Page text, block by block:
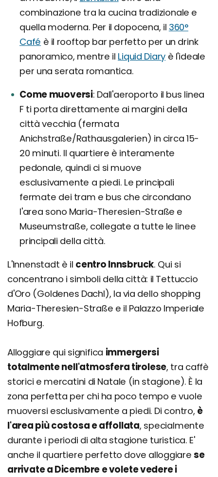
combinazione tra la cucina tradizionale e
quella moderna. Per il dopocena, il 360°
Café è il rooftop bar perfetto per un drink
panoramico, mentre il Liquid Diary è l'ideale
per una serata romantica.
Come muoversi Dall'aeroporto il bus linea
F ti porta direttamente ai margini della
città vecchia (fermata
Anichstraße/Rathausgalerien) in circa 15-
20 minuti. Il quartiere è interamente
pedonale, quindi ci si muove
esclusivamente a piedi. Le principali
fermate dei tram e bus che circondano
l'area sono Maria-Theresien-Straße e
Museumstraße, collegate a tutte le linee
principali della città.
L'Innenstadt è il centro Innsbruck. Qui si
concentrano i simboli della città: il Tettuccio
d'Oro (Goldenes Dachl), la via dello shopping
Maria-Theresien-Straße e il Palazzo Imperiale
Hofburg.
Alloggiare qui significa immergersi
totalmente nell'atmosfera tirolese, tra caffè
storici e mercatini di Natale (in stagione). È la
zona perfetta per chi ha poco tempo e vuole
muoversi esclusivamente a piedi. Di contro, è
l'area più costosa e affollata, specialmente
durante i periodi di alta stagione turistica. E'
anche il quartiere perfetto dove alloggiarese
arrivate a Dicembre e volete vedere i